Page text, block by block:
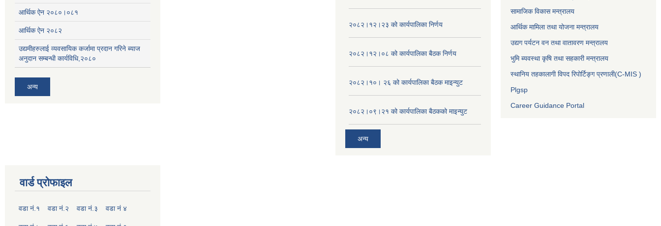
आर्थिक ऐन २०८०।०८१
आर्थिक ऐन २०८२
उद्यमीहरुलाई व्यवसायिक कर्जामा प्रदान गरिने ब्याज
अनुदान सम्बन्धी कार्यविधि,२०८०
अन्य
२०८२।१२।२३ को कार्यपालिका निर्णय
२०८२।१२।०८ को कार्यपालिका बैठक निर्णय
२०८२।१०। २६ को कार्यपालिका बैठक माइन्युट
२०८२।०९।२१ को कार्यपालिका बैठकको माइन्युट
अन्य
सामाजिक विकास मन्त्रालय
आर्थिक मामिला तथा योजना मन्त्रालय
उद्यग पर्यटन वन तथा वातावरण मन्त्रालय
भुमि ब्यवस्था कृषि तथा सहकारी मन्त्रालय
स्थानिय तहकालागी विपद रिपोर्टिङ्ग प्रणाली(C-MIS )
Plgsp
Career Guidance Portal
वार्ड प्रोफाइल
वडा नं.१ वडा नं.२ वडा नं.३ वडा नं ४